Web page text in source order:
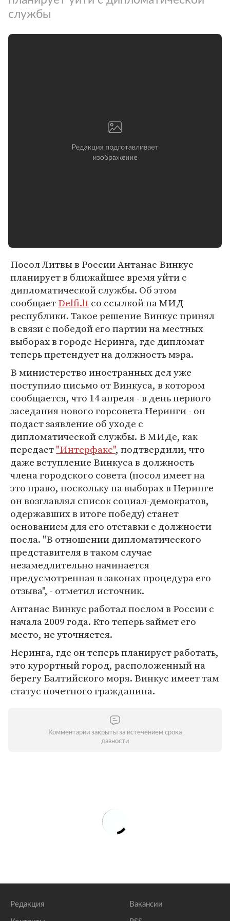
службы
Посол Литвы в России Антанас Винкус
планирует в ближайшее время уйти с
дипломатической службы. Об этом
сообщаетDelfi.ltсо ссылкой на МИД
республики. Такое решение Винкус принял
в связи с победой его партии на местных
выборах в городе Неринга, где дипломат
теперь претендует на должность мэра.
В министерство иностранных дел уже
поступило письмо от Винкуса, в котором
сообщается, что 14 апреля - в день первого
заседания нового горсовета Неринги - он
подаст заявление об уходе с
дипломатической службы. В МИДе, как
передает"Интерфакс", подтвердили, что
даже вступление Винкуса в должность
члена городского совета (посол имеет на
это право, поскольку на выборах в Неринге
он возглавлял список социал-демократов,
одержавших в итоге победу) станет
основанием для его отставки с должности
посла. "В отношении дипломатического
представителя в таком случае
незамедлительно начинается
предусмотренная в законах процедура его
отзыва", - отметил источник.
Антанас Винкус работал послом в России с
начала 2009 года. Кто теперь займет его
место, не уточняется.
Неринга, где он теперь планирует работать,
это курортный город, расположенный на
берегу Балтийского моря. Винкус имеет там
статус почетного гражданина.
Комментарии закрыты за истечением срока
давности
Редакция Вакансии